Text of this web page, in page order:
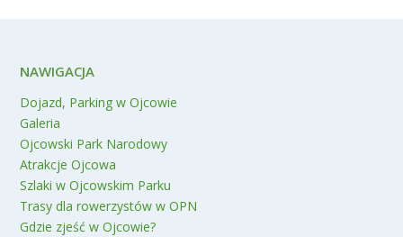
NAWIGACJA
Dojazd, Parking w Ojcowie
Galeria
Ojcowski Park Narodowy
Atrakcje Ojcowa
Szlaki w Ojcowskim Parku
Trasy dla rowerzystów w OPN
Gdzie zjeść w Ojcowie?